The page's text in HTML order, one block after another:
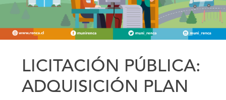
LICITACIÓN PÚBLICA:
ADQUISICIÓN PLAN